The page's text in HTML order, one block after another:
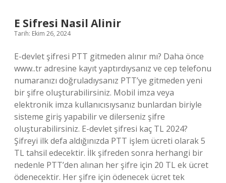
E Sifresi Nasil Alinir
Tarih: Ekim 26, 2024
E-devlet şifresi PTT gitmeden alınır mı? Daha önce
www..tr adresine kayıt yaptırdıysanız ve cep telefonu
numaranızı doğruladıysanız PTT’ye gitmeden yeni
bir şifre oluşturabilirsiniz. Mobil imza veya
elektronik imza kullanıcısıysanız bunlardan biriyle
sisteme giriş yapabilir ve dilerseniz şifre
oluşturabilirsiniz. E-devlet şifresi kaç TL 2024?
Şifreyi ilk defa aldığınızda PTT işlem ücreti olarak 5
TL tahsil edecektir. İlk şifreden sonra herhangi bir
nedenle PTT’den alınan her şifre için 20 TL ek ücret
ödenecektir. Her şifre için ödenecek ücret tek